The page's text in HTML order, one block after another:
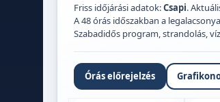
Friss időjárási adatok:Csapi.
A 48 órás időszakban a
Szabadidős program, strandolás,
Órás előrejelzés